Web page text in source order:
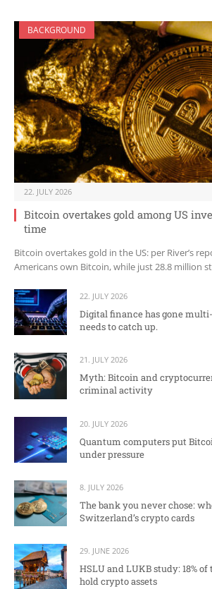
BACKGROUND
22. JULY 2026
Bitcoin overtakes gold among US
time
Bitcoin overtakes gold in the US: per River’s
Americans own Bitcoin, while just 28.8 million
22. JULY 2026
Digital finance has gone
needs to catch up.
21. JULY 2026
Myth: Bitcoin and
criminal activity
20. JULY 2026
Quantum computers put
under pressure
8. JULY 2026
The bank you never chose:
Switzerland’s crypto cards
29. JUNE 2026
HSLU and LUKB study: 18%
hold crypto assets